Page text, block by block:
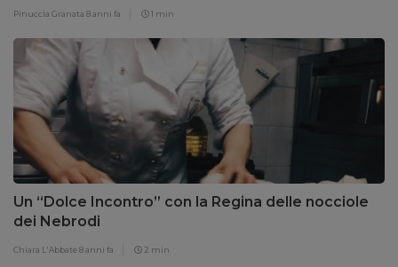
Pinuccia Granata 8 anni fa 1 min
Un “Dolce Incontro” con la Regina delle nocciole
dei Nebrodi
Chiara L'Abbate8 anni fa 2 min